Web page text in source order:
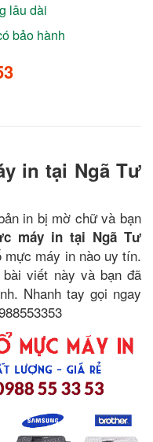
lâu dài
bảo hành
in tại Ngã Tư
in bị mờ chữ và bạn
máy in tại Ngã Tư
máy in nào uy tín.
viết này và bạn đã
Nhanh tay gọi ngay